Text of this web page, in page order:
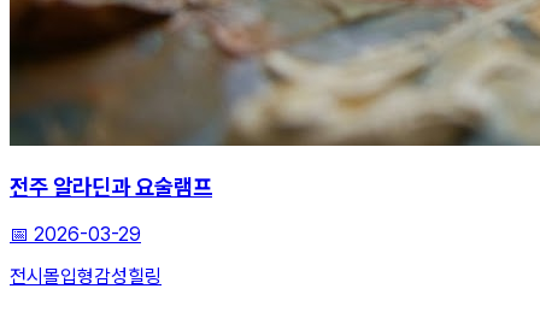
전주 알라딘과 요술램프
📅 2026-03-29
전시 몰입형감성힐링